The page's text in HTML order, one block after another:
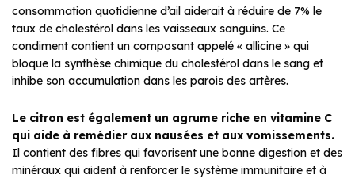
consommation quotidienne d’ail aiderait à réduire de 7% le
taux de cholestérol dans les vaisseaux sanguins. Ce
condiment contient un composant appelé « allicine » qui
bloque la synthèse chimique du cholestérol dans le sang et
inhibe son accumulation dans les parois des artères.
Le citron est également un agrume riche en vitamine C
qui aide à remédier aux nausées et aux vomissements.
Il contient des fibres qui favorisent une bonne digestion et des
minéraux qui aident à renforcer le système immunitaire et à